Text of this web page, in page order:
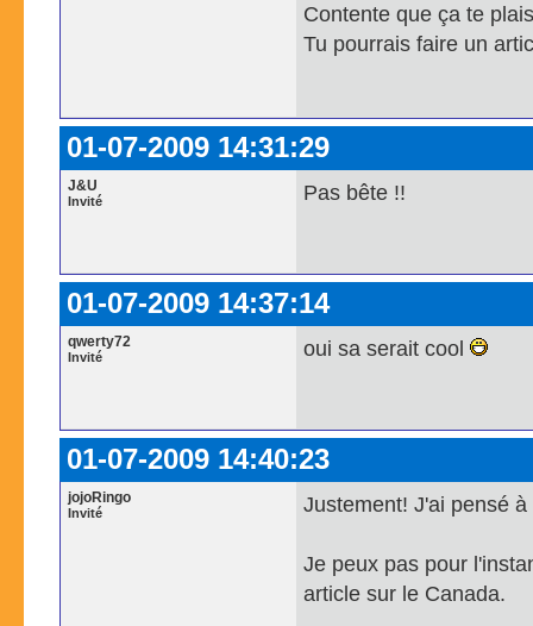
Contente que ça te
Tu pourrais faire un
01-07-2009 14:31:29
J&U
Invité Pas bête !!
01-07-2009 14:37:14
qwerty72
Invité oui sa serait cool
01-07-2009 14:40:23
jojoRingo
Invité Justement! J'ai pensé à
Je peux pas pour
article sur le Canada.